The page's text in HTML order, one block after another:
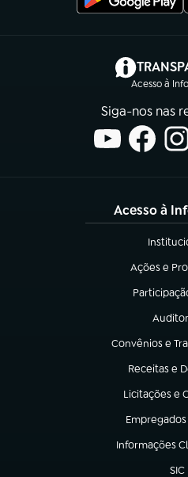
Acesso à
Siga-nos nas
Acesso à
(abre
Ações e
(abre em
(abre em
(abre
Convênios e
(abre em nova
Receitas e
(abre em
Licitações e
(abre em
(abre em
Informações
(abre em nova
SIC